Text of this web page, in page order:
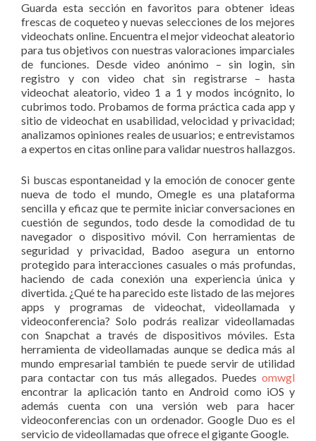
Guarda esta sección en favoritos para obtener ideas
frescas de coqueteo y nuevas selecciones de los mejores
videochats online. Encuentra el mejor videochat aleatorio
para tus objetivos con nuestras valoraciones imparciales
de funciones. Desde video anónimo – sin login, sin
registro y con video chat sin registrarse – hasta
videochat aleatorio, video 1 a 1 y modos incógnito, lo
cubrimos todo. Probamos de forma práctica cada app y
sitio de videochat en usabilidad, velocidad y privacidad;
analizamos opiniones reales de usuarios; e entrevistamos
a expertos en citas online para validar nuestros hallazgos.
Si buscas espontaneidad y la emoción de conocer gente
nueva de todo el mundo, Omegle es una plataforma
sencilla y eficaz que te permite iniciar conversaciones en
cuestión de segundos, todo desde la comodidad de tu
navegador o dispositivo móvil. Con herramientas de
seguridad y privacidad, Badoo asegura un entorno
protegido para interacciones casuales o más profundas,
haciendo de cada conexión una experiencia única y
divertida. ¿Qué te ha parecido este listado de las mejores
apps y programas de videochat, videollamada y
videoconferencia? Solo podrás realizar videollamadas
con Snapchat a través de dispositivos móviles. Esta
herramienta de videollamadas aunque se dedica más al
mundo empresarial también te puede servir de utilidad
para contactar con tus más allegados. Puedes omwgl
encontrar la aplicación tanto en Android como iOS y
además cuenta con una versión web para hacer
videoconferencias con un ordenador. Google Duo es el
servicio de videollamadas que ofrece el gigante Google.